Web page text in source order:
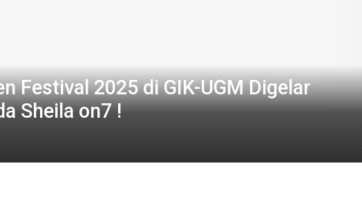
Festival 2025 di GIK-UGM Digelar
Sheila on7 !